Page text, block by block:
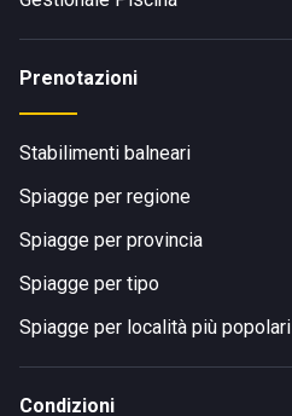
Prenotazioni
Stabilimenti balneari
Spiagge per regione
Spiagge per provincia
Spiagge per tipo
Spiagge per località più popolari
Condizioni